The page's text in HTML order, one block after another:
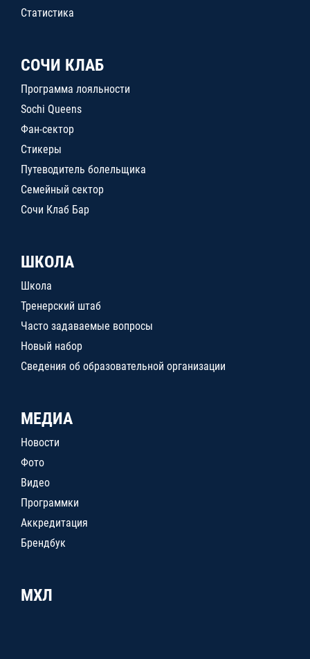
Статистика
СОЧИ КЛАБ
Программа лояльности
Sochi Queens
Фан-сектор
Стикеры
Путеводитель болельщика
Семейный сектор
Сочи Клаб Бар
ШКОЛА
Школа
Тренерский штаб
Часто задаваемые вопросы
Новый набор
Сведения об образовательной организации
МЕДИА
Новости
Фото
Видео
Программки
Аккредитация
Брендбук
МХЛ